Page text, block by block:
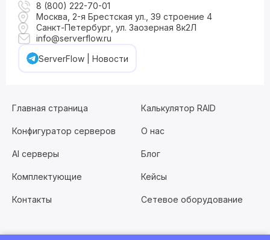
8 (800) 222-70-01
Москва, 2-я Брестская ул., 39 строение 4
Санкт-Петербург, ул. Заозерная 8к2Л
info@serverflow.ru
ServerFlow | Новости
Главная страница Калькулятор RAID
Конфигуратор серверов О нас
AI серверы Блог
Комплектующие Кейсы
Контакты Сетевое оборудование